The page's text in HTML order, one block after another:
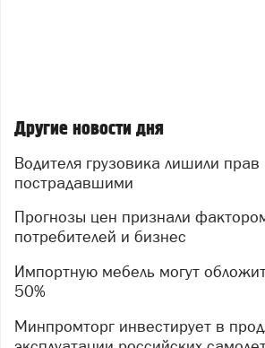
Другие новости дня
Водителя грузовика лишили прав после ДТП с
пострадавшими
Прогнозы цен признали фактором давления на
потребителей и бизнес
Импортную мебель могут обложить пошлинами до
50%
Минпромторг инвестирует в продление